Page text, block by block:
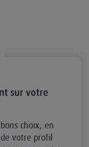
sur votre
choix, en
votre profil